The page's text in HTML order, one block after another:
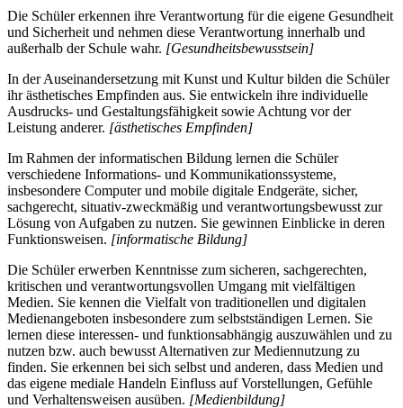
Die Schüler erkennen ihre Verantwortung für die eigene Gesundheit
und Sicherheit und nehmen diese Verantwortung innerhalb und
außerhalb der Schule wahr. [Gesundheitsbewusstsein]
In der Auseinandersetzung mit Kunst und Kultur bilden die Schüler
ihr ästhetisches Empfinden aus. Sie entwickeln ihre individuelle
Ausdrucks- und Gestaltungsfähigkeit sowie Achtung vor der
Leistung anderer. [ästhetisches Empfinden]
Im Rahmen der informatischen Bildung lernen die Schüler
verschiedene Informations- und Kommunikationssysteme,
insbesondere Computer und mobile digitale Endgeräte, sicher,
sachgerecht, situativ-zweckmäßig und verantwortungsbewusst zur
Lösung von Aufgaben zu nutzen. Sie gewinnen Einblicke in deren
Funktionsweisen. [informatische Bildung]
Die Schüler erwerben Kenntnisse zum sicheren, sachgerechten,
kritischen und verantwortungsvollen Umgang mit vielfältigen
Medien. Sie kennen die Vielfalt von traditionellen und digitalen
Medienangeboten insbesondere zum selbstständigen Lernen. Sie
lernen diese interessen- und funktionsabhängig auszuwählen und zu
nutzen bzw. auch bewusst Alternativen zur Mediennutzung zu
finden. Sie erkennen bei sich selbst und anderen, dass Medien und
das eigene mediale Handeln Einfluss auf Vorstellungen, Gefühle
und Verhaltensweisen ausüben. [Medienbildung]